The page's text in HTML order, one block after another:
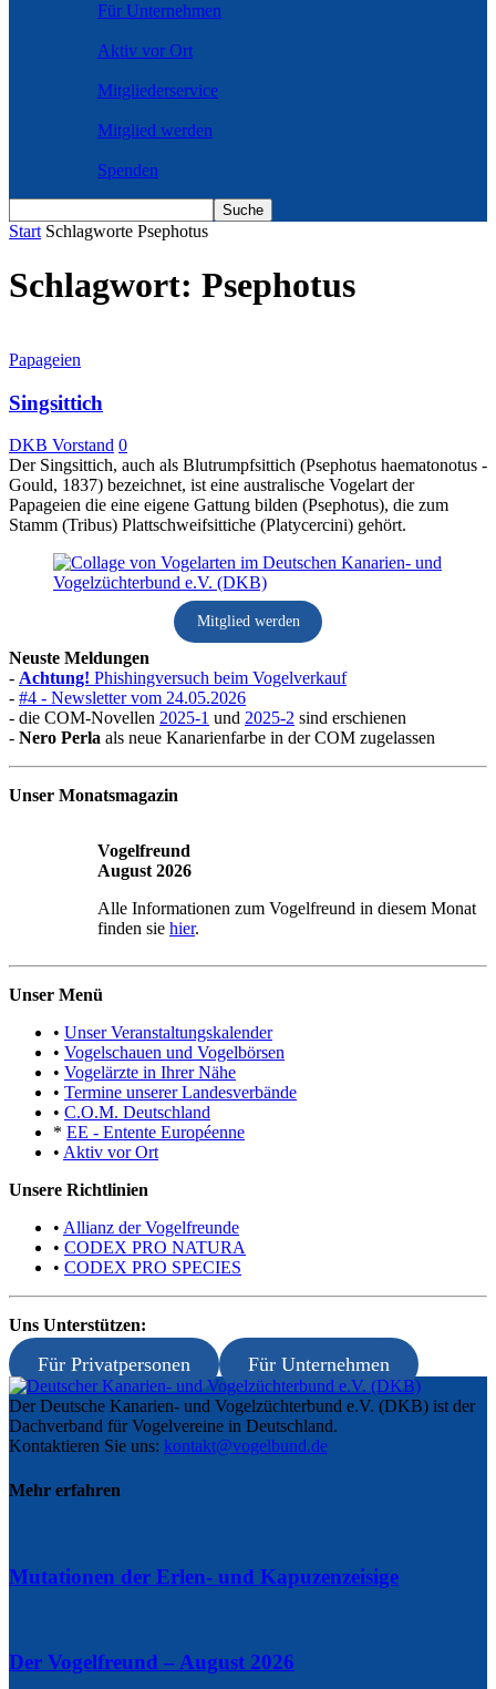
Für Unternehmen
Aktiv vor Ort
Mitgliederservice
Mitglied werden
Spenden
Start Schlagworte Psephotus
Schlagwort: Psephotus
Papageien
Singsittich
DKB Vorstand 0
Der Singsittich, auch als Blutrumpfsittich (Psephotus haematonotus -
Gould, 1837) bezeichnet, ist eine australische Vogelart der
Papageien die eine eigene Gattung bilden (Psephotus), die zum
Stamm (Tribus) Plattschweifsittiche (Platycercini) gehört.
Mitglied werden
Neuste Meldungen
- Achtung! Phishingversuch beim Vogelverkauf
- #4 - Newsletter vom 24.05.2026
- die COM-Novellen 2025-1 und 2025-2 sind erschienen
- Nero Perla als neue Kanarienfarbe in der COM zugelassen
Unser Monatsmagazin
Vogelfreund
August 2026
Alle Informationen zum Vogelfreund in diesem Monat
finden sie hier.
Unser Menü
• Unser Veranstaltungskalender
• Vogelschauen und Vogelbörsen
• Vogelärzte in Ihrer Nähe
• Termine unserer Landesverbände
• C.O.M. Deutschland
* EE - Entente Européenne
• Aktiv vor Ort
Unsere Richtlinien
• Allianz der Vogelfreunde
• CODEX PRO NATURA
• CODEX PRO SPECIES
Uns Unterstützen:
Für Privatpersonen Für Unternehmen
Der Deutsche Kanarien- und Vogelzüchterbund e.V. (DKB) ist der
Dachverband für Vogelvereine in Deutschland.
Kontaktieren Sie uns: kontakt@vogelbund.de
Mehr erfahren
Mutationen der Erlen- und Kapuzenzeisige
Der Vogelfreund – August 2026